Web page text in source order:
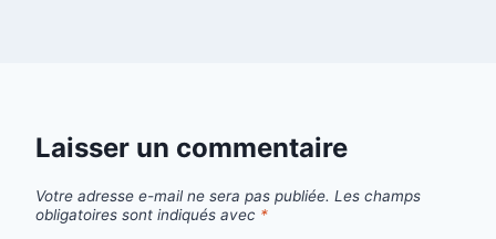
Laisser un commentaire
Votre adresse e-mail ne sera pas publiée. Les champs
obligatoires sont indiqués avec *